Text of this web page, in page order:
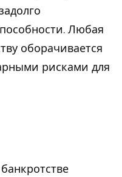
Любая
оборачивается
рисками для